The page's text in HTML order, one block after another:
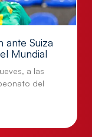
ante Suiza
Mundial
a las
del